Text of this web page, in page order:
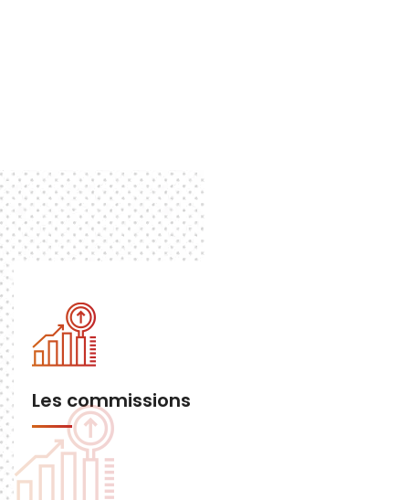
Les commissions